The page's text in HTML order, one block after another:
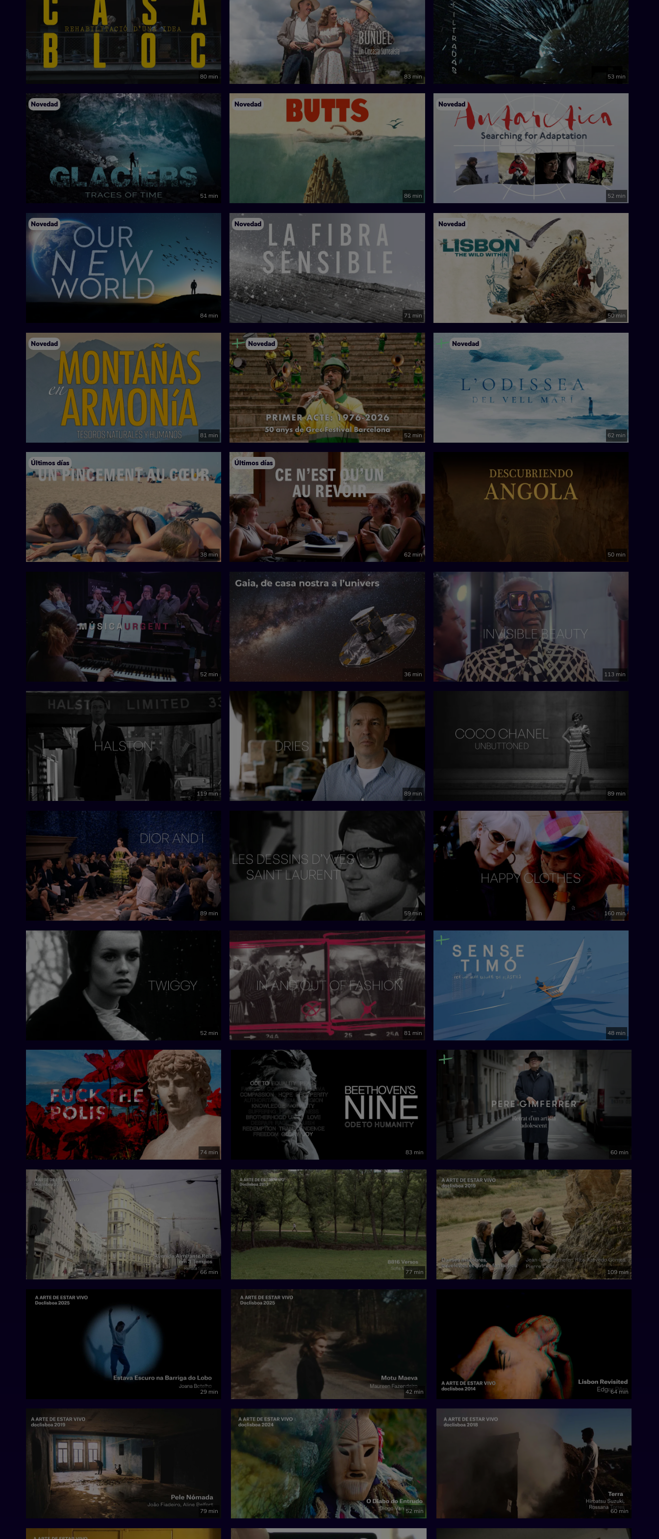
80 min 83 min 53 min
Novedad
51 min
Novedad
86 min
Novedad
52 min
Novedad
84 min
Novedad
71 min
Novedad
50 min
Novedad
81 min
Novedad
52 min
Novedad
62 min
Últimos días
38 min
Últimos días
62 min 50 min
52 min 36 min 113 min
119 min 89 min 89 min
89 min 59 min 160 min
52 min 81 min 48 min
74 min 83 min 60 min
66 min 77 min 109 min
29 min 42 min 64 min
79 min 52 min 60 min